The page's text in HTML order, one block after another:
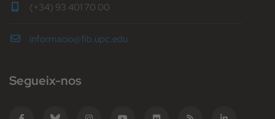
(+34) 93 401 70 00
informacio@fib.upc.edu
Segueix-nos